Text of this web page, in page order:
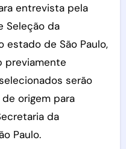
entrevista pela
Seleção da
estado de São Paulo,
previamente
serão
origem para
da
Paulo.